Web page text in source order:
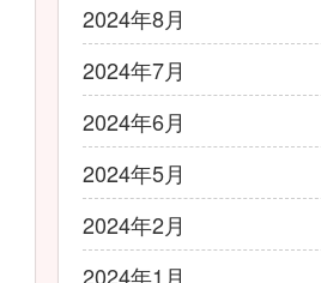
2024年8月
2024年7月
2024年6月
2024年5月
2024年2月
2024年1月